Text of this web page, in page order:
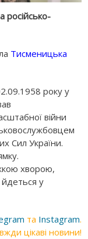
російсько-
Тисменицька
року у
війни
Сил України.
хворою,
йдеться у
та Instagram.
цікаві новини!